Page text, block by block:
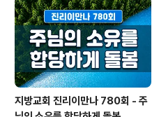
람이 됨
지방교회 진리이만나 780회 - 주